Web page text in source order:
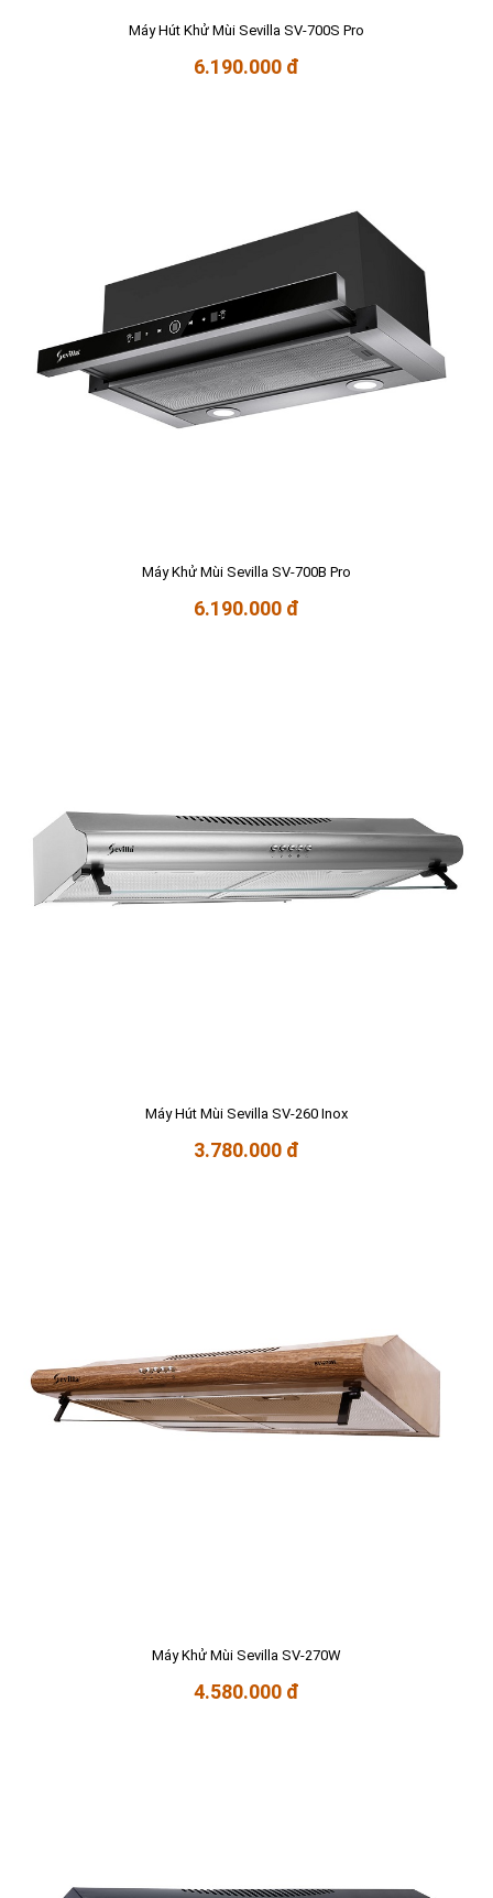
Máy Hút Khử Mùi Sevilla SV-700S Pro
6.190.000 đ
Máy Khử Mùi Sevilla SV-700B Pro
6.190.000 đ
Máy Hút Mùi Sevilla SV-260 Inox
3.780.000 đ
Máy Khử Mùi Sevilla SV-270W
4.580.000 đ